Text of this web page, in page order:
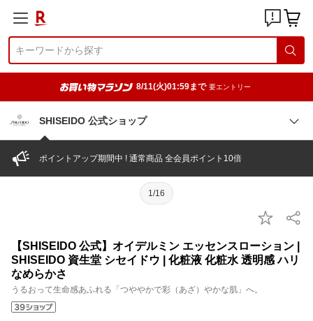
8/11(火)01:59まで 要エントリー
SHISEIDO 公式ショップ
ポイントアップ期間中 ! 通常商品 全会員ポイント10倍
1/16
【SHISEIDO 公式】オイデルミン エッセンスローション |
SHISEIDO 資生堂 シセイドウ | 化粧液 化粧水 透明感 ハリ
なめらかさ
うるおって生命感あふれる「つややかで彩（あざ）やかな肌」へ。